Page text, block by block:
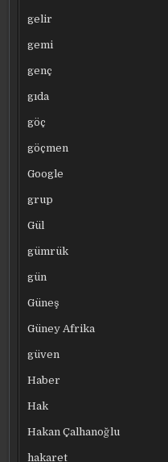
gelir
gemi
genç
gıda
göç
göçmen
Google
grup
Gül
gümrük
gün
Güneş
Güney Afrika
güven
Haber
Hak
Hakan Çalhanoğlu
hakaret